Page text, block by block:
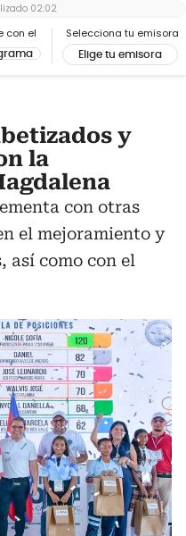
con el Selecciona tu emisora
Elige tu emisora
02:02
y
la
con otras
el mejoramiento y
así como con el